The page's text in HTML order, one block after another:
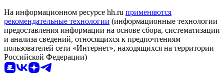
На информационном ресурсе hh.ru применяются
рекомендательные технологии (информационные технологии
предоставления информации на основе сбора, систематизации
и анализа сведений, относящихся к предпочтениям
пользователей сети «Интернет», находящихся на территории
Российской Федерации)